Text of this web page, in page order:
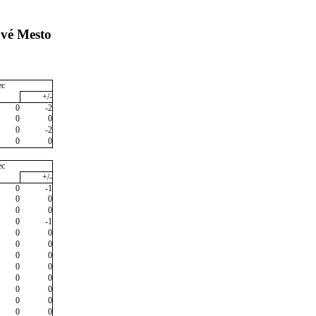
Mesto
+/-
0
-2
0
0
0
-2
0
0
+/-
0
-1
0
0
0
0
0
-1
0
0
0
0
0
0
0
0
0
0
0
0
0
0
0
0